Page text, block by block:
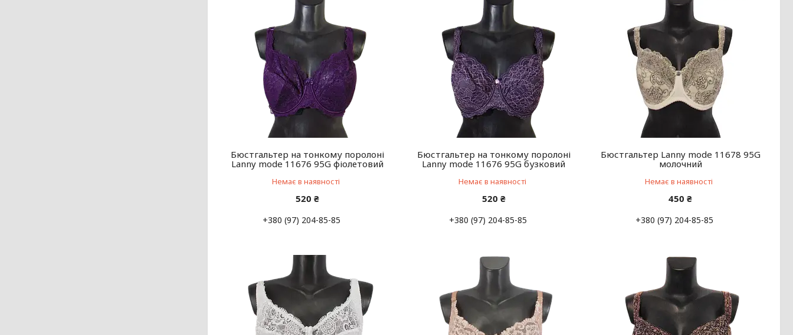
Бюстгальтер на тонкому поролоні
Lanny mode 11676 95G фіолетовий
Немає в наявності
520 ₴
+380 (97) 204-85-85
Бюстгальтер на тонкому поролоні
Lanny mode 11676 95G бузковий
Немає в наявності
520 ₴
+380 (97) 204-85-85
Бюстгальтер Lanny mode 11678 95G
молочний
Немає в наявності
450 ₴
+380 (97) 204-85-85